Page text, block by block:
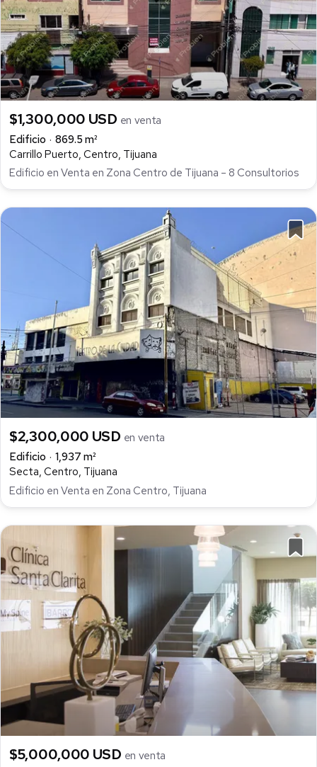
$1,300,000 USD en venta
Edificio
869.5 m²
Carrillo Puerto, Centro, Tijuana
Edificio en Venta en Zona Centro de Tijuana – 8 Consultorios
$2,300,000 USD en venta
Edificio
1,937 m²
Secta, Centro, Tijuana
Edificio en Venta en Zona Centro, Tijuana
$5,000,000 USD en venta